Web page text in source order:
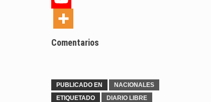
Comentarios
PUBLICADO EN
NACIONALES
ETIQUETADO
DIARIO LIBRE